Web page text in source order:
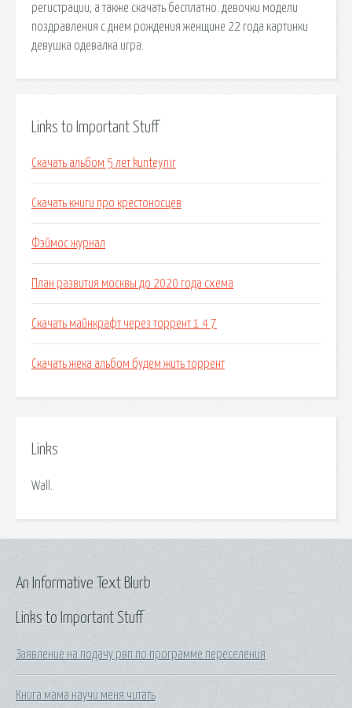
регистрации, а также скачать бесплатно. девочки модели
поздравления с днем рождения женщине 22 года картинки
девушка одевалка игра.
Links to Important Stuff
Скачать альбом 5 лет kunteynir
Скачать книги про крестоносцев
Фэймос журнал
План развития москвы до 2020 года схема
Скачать майнкрафт через торрент 1 4 7
Скачать жека альбом будем жить торрент
Links
Wall.
Links to Important Stuff
Заявление на подачу рвп по программе переселения
Книга мама научи меня читать
An Informative Text Blurb